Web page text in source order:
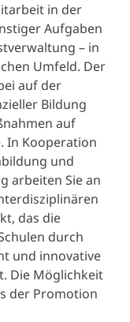
in der
Aufgaben
– in
Umfeld. Der
auf der
Bildung
auf
In Kooperation
und
arbeiten Sie an
das die
durch
und innovative
Die Möglichkeit
der Promotion